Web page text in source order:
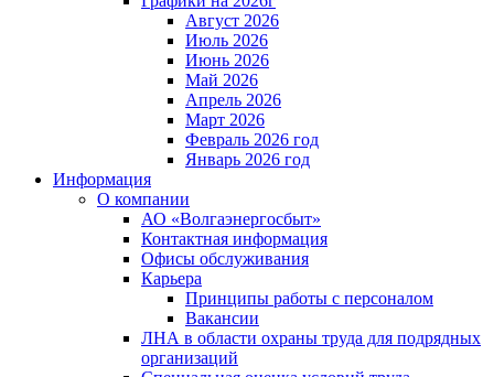
Август 2026
Июль 2026
Июнь 2026
Май 2026
Апрель 2026
Март 2026
Февраль 2026 год
Январь 2026 год
Информация
О компании
АО «Волгаэнергосбыт»
Контактная информация
Офисы обслуживания
Карьера
Принципы работы с персоналом
Вакансии
ЛНА в области охраны труда для подрядных
организаций